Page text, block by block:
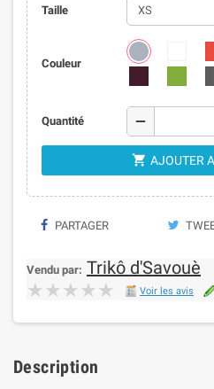
Taille
Couleur
Quantité remove
 AJOUTER
PARTAGER
Vendu par: Trikô d'Savouè
★★★★★
★★★★★ Voir les avis
Description